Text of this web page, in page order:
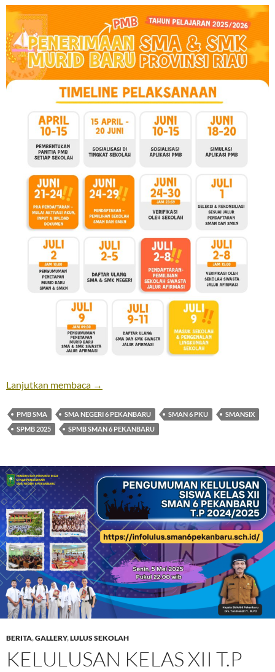
Lanjutkan membaca Info Grafis SPMB 2025
→
PMB SMA SMA NEGERI 6 PEKANBARU SMAN 6 PKU
SMANSIX
SPMB 2025
SPMB SMAN 6 PEKANBARU
BERITA,GALLERY,LULUS SEKOLAH
KELULUSAN KELAS XII T.P